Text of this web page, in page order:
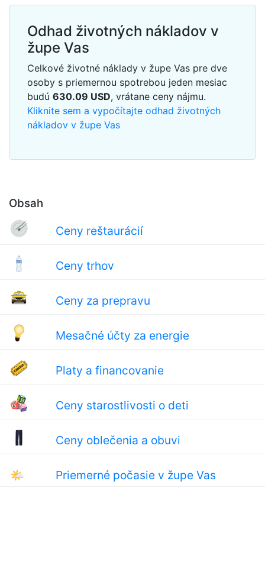
Obsah
Ceny reštaurácií
Ceny trhov
Ceny za prepravu
Mesačné účty za energie
Platy a financovanie
Ceny starostlivosti o deti
Ceny oblečenia a obuvi
🌤 Priemerné počasie v župe Vas
Odhad životných nákladov v
župe Vas
Celkové životné náklady v župe Vas pre dve
osoby s priemernou spotrebou jeden mesiac
budú 630.09 USD, vrátane ceny nájmu.
Kliknite sem a vypočítajte odhad životných
nákladov v župe Vas